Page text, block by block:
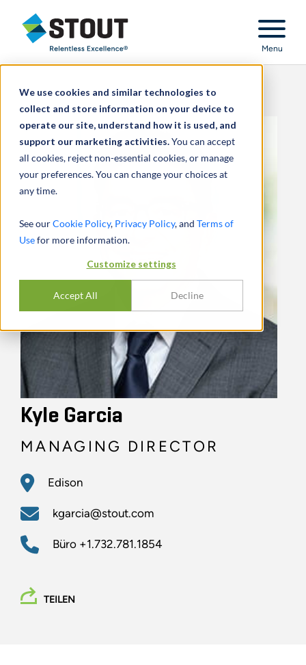
We use cookies and similar technologies to
collect and store information on your device to
operate our site, understand how it is used, and
support our marketing activities.You can accept
all cookies, reject non-essential cookies, or manage
your preferences. You can change your choices at
any time.
See ourCookie Policy, Privacy Policy, and Terms of
Usefor more information.
Customize settings
Accept All Decline
Stout Relentless Excellence
Menu
Kyle Garcia
MANAGING DIRECTOR
Edison
kgarcia@stout.com
Büro +1.732.781.1854
TEILEN